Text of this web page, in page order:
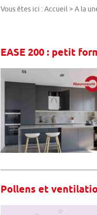
Vous êtes ici :Accueil > A la
EASE 200 : petit
Pollens et